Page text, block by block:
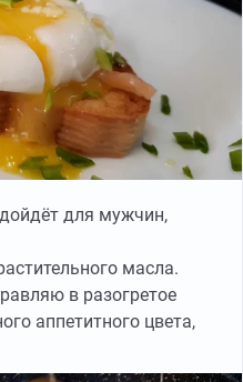
для мужчин,
масла.
в разогретое
аппетитного цвета,